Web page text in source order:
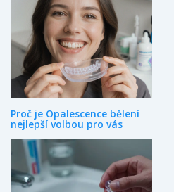
Proč je Opalescence bělení
nejlepší volbou pro vás